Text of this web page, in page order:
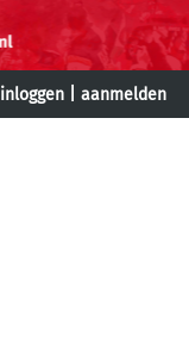
inloggen aanmelden